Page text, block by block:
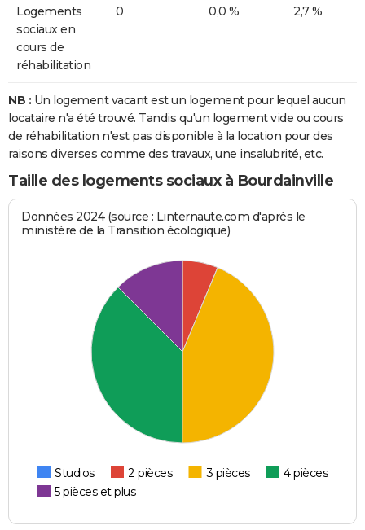
Logements
sociaux en
cours de
réhabilitation
0 0,0 % 2,7 %
NB : Un logement vacant est un logement pour lequel aucun
locataire n'a été trouvé. Tandis qu'un logement vide ou cours
de réhabilitation n'est pas disponible à la location pour des
raisons diverses comme des travaux, une insalubrité, etc.
Taille des logements sociaux à Bourdainville
Données 2024 (source : Linternaute.com d'après le
ministère de la Transition écologique)
Studios 2 pièces 3 pièces
4 pièces
5 pièces et plus